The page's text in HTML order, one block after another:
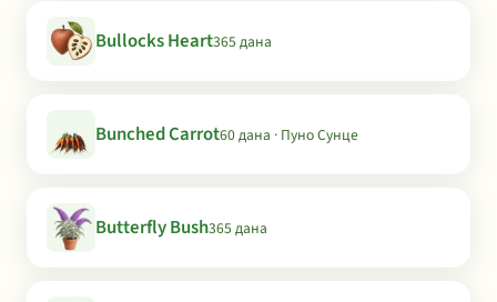
Bullocks Heart365 дана
Bunched Carrot60 дана · Пуно Сунце
Butterfly Bush365 дана